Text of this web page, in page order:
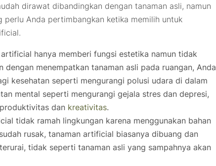
dirawat dibandingkan dengan tanaman asli, namun
perlu Anda pertimbangkan ketika memilih untuk
.
artificial hanya memberi fungsi estetika namun tidak
dengan menempatkan tanaman asli pada ruangan, Anda
kesehatan seperti mengurangi polusi udara di dalam
mental seperti mengurangi gejala stres dan depresi,
dan kreativitas.
tidak ramah lingkungan karena menggunakan bahan
rusak, tanaman artificial biasanya dibuang dan
tidak seperti tanaman asli yang sampahnya akan